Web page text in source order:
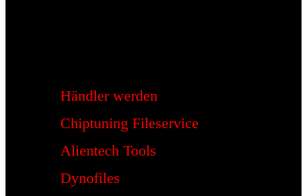
Händler werden
Chiptuning Fileservice
Alientech Tools
Dynofiles